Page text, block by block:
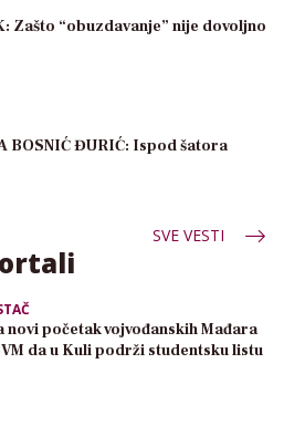
Zašto “obuzdavanje” nije dovoljno
BOSNIĆ ĐURIĆ: Ispod šatora
SVE VESTI
novi početak vojvođanskih Mađara
da u Kuli podrži studentsku listu